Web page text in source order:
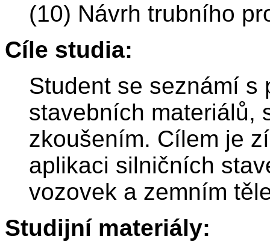
(10) Návrh trubního
Cíle studia:
Student se seznámí s
stavebních materiálů,
zkoušením. Cílem je
aplikaci silničních
vozovek a zemním
Studijní materiály: